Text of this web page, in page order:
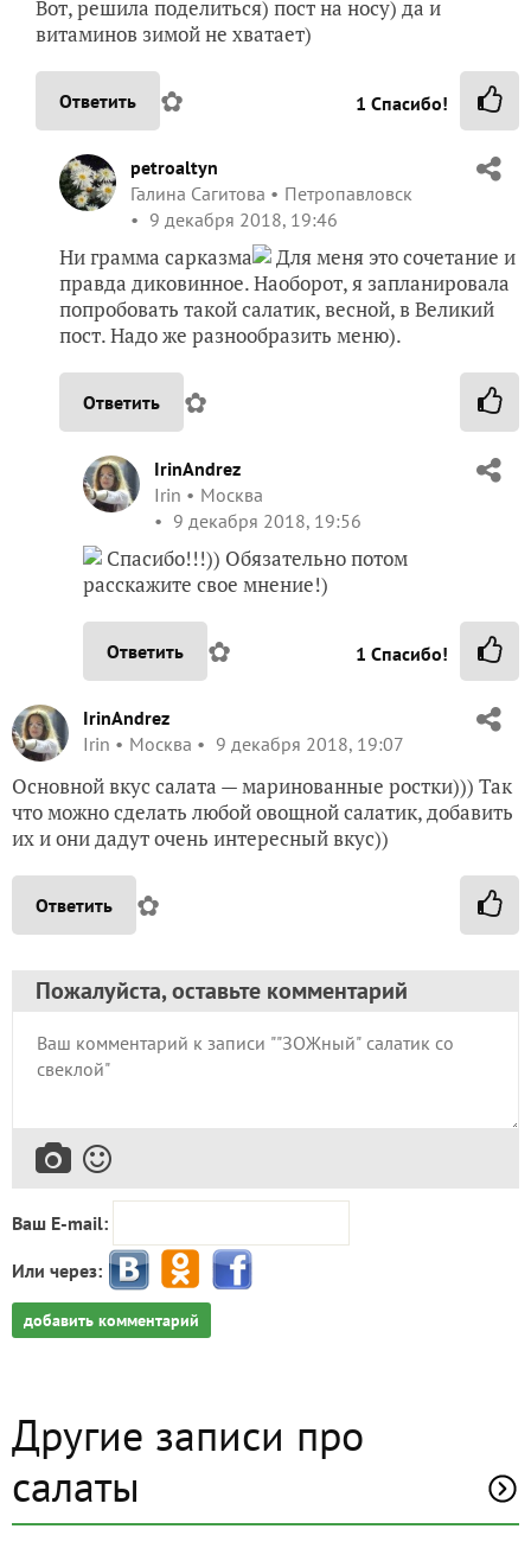
Вот, решила поделиться) пост на носу) да и
витаминов зимой не хватает)
Ответить ✿ 1 Спасибо!
petroaltyn
Галина Сагитова
Петропавловск
9 декабря 2018, 19:46
Ни грамма сарказма
Для меня это сочетание и
правда диковинное. Наоборот, я запланировала
попробовать такой салатик, весной, в Великий
пост. Надо же разнообразить меню).
Ответить ✿
IrinAndrez
Irin
Москва
9 декабря 2018, 19:56
Спасибо!!!)) Обязательно потом
расскажите свое мнение!)
Ответить ✿ 1 Спасибо!
IrinAndrez
Irin
Москва 9 декабря 2018, 19:07
Основной вкус салата — маринованные ростки))) Так
что можно сделать любой овощной салатик, добавить
их и они дадут очень интересный вкус))
Ответить ✿
Пожалуйста, оставьте комментарий
Ваш E-mail:
Или через:
добавить комментарий
Другие записи про
салаты